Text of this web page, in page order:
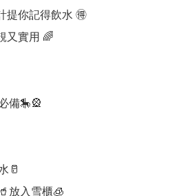
提你記得飲水 🉐️
又實用 🌈
備🎠🎡
🥛
放入雪櫃🧊